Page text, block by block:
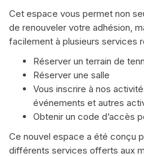
Cet espace vous permet non
de renouveler votre adhésion,
facilement à plusieurs services
Réserver un terrain de
Réserver une salle
Vous inscrire à nos
événements et autres
Obtenir un code d’accès
Ce nouvel espace a été conçu
différents services offerts aux